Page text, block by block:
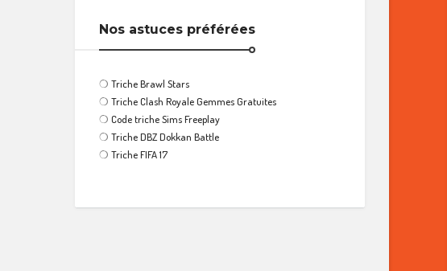
Nos astuces préférées
❍ Triche Brawl Stars
❍ Triche Clash Royale Gemmes Gratuites
❍ Code triche Sims Freeplay
❍ Triche DBZ Dokkan Battle
❍ Triche FIFA 17